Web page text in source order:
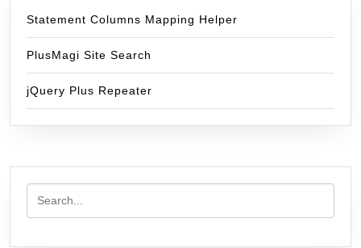
Statement Columns Mapping Helper
PlusMagi Site Search
jQuery Plus Repeater